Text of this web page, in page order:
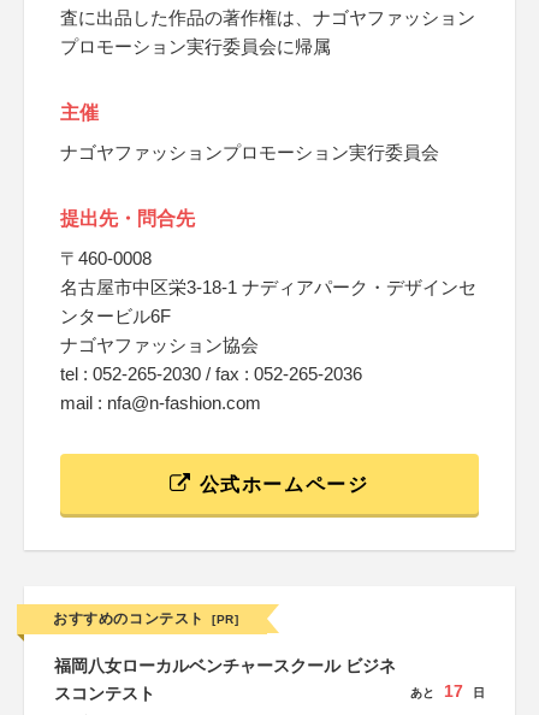
査に出品した作品の著作権は、ナゴヤファッション
プロモーション実行委員会に帰属
主催
ナゴヤファッションプロモーション実行委員会
提出先・問合先
〒460-0008
名古屋市中区栄3-18-1 ナディアパーク・デザインセ
ンタービル6F
ナゴヤファッション協会
tel : 052-265-2030 / fax : 052-265-2036
mail : nfa@n-fashion.com
公式ホームページ
おすすめのコンテスト [PR]
福岡八女ローカルベンチャースクール ビジネ
スコンテスト
あと 17 日